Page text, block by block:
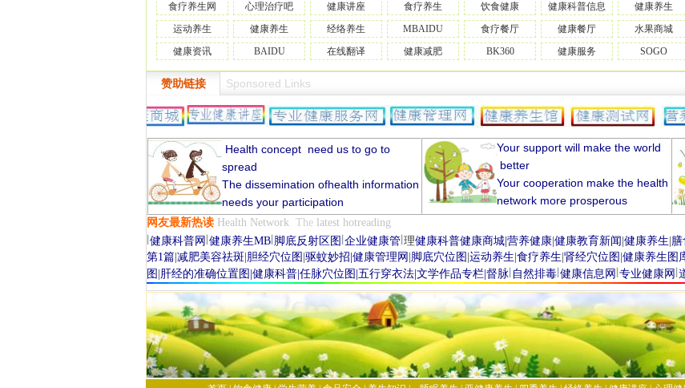
食疗养生网
心理治疗吧 健康讲座 食疗养生 饮食健康 健康科普信息 健康养生
运动养生
健康养生 经络养生 MBAIDU 食疗餐厅 健康餐厅 水果商城
健康资讯
BAIDU 在线翻译 健康减肥 BK360 健康服务 SOGO
赞助链接 Sponsored Links
Health concept need us to go to
spread
The dissemination ofhealth information
needs your participation
Your support will make the world
better
Your cooperation make the health
network more prosperous
网友最新热读 Health Network The latest hotreading
健康科普网 健康养生MB 脚底反射区图 企业健康管 理健康科普健康商城 营养健康 健康教育新闻 健康养生
第1篇 减肥美容祛斑 胆经穴位图 驱蚊妙招 健康管理网 脚底穴位 图 运动养生 食疗养生 肾经穴位图 健康养生图
图 肝经的准确位置图 健康科普 任脉穴位图 五行穿衣法 文学作品专栏 督脉 自然排毒 健康信息网 专业健康网